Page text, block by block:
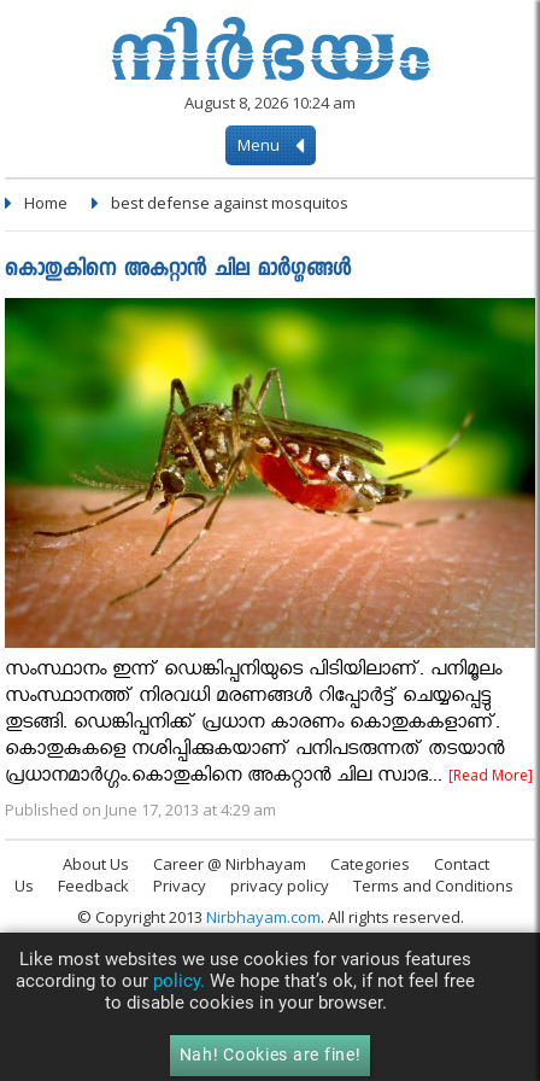
August 8, 2026 10:24 am
Menu
Home best defense against mosquitos
കൊതുകിനെ അകറ്റാന്‍ ചില മാര്‍ഗ്ഗങ്ങള്‍
സംസ്ഥാനം ഇന്ന് ഡെങ്കിപ്പനിയുടെ പിടിയിലാണ്. പനിമൂലം
സംസ്ഥാനത്ത് നിരവധി മരണങ്ങള്‍ റിപ്പോര്‍ട്ട് ചെയ്യപ്പെട്ടു
തുടങ്ങി. ഡെങ്കിപ്പനിക്ക് പ്രധാന കാരണം കൊതുകകളാണ്.
കൊതുകുകളെ നശിപ്പിക്കുകയാണ് പനിപടരുന്നത് തടയാന്‍
പ്രധാനമാര്‍ഗ്ഗം.കൊതുകിനെ അകറ്റാന്‍ ചില സ്വാഭ...[Read More]
Published on June 17, 2013 at 4:29 am
About Us Career @ Nirbhayam Categories
Contact
Us
Feedback Privacy privacy policy
Terms and Conditions
© Copyright 2013 Nirbhayam.com. All rights reserved.
Like most websites we use cookies for various features
according to our policy. We hope that’s ok, if not feel free
to disable cookies in your browser.
Nah! Cookies are fine!